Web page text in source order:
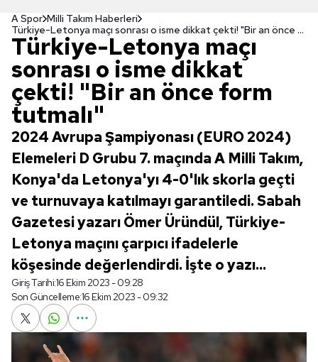
A Spor Milli Takım Haberleri
Türkiye-Letonya maçı sonrası o isme dikkat çekti! "Bir an önce form tutmalı"
Türkiye-Letonya maçı
sonrası o isme dikkat
çekti! "Bir an önce form
tutmalı"
2024 Avrupa Şampiyonası (EURO 2024)
Elemeleri D Grubu 7. maçında A Milli Takım,
Konya'da Letonya'yı 4-0'lık skorla geçti
ve turnuvaya katılmayı garantiledi. Sabah
Gazetesi yazarı Ömer Üründül, Türkiye-
Letonya maçını çarpıcı ifadelerle
köşesinde değerlendirdi. İşte o yazı...
Giriş Tarihi:16 Ekim 2023 - 09:28
Son Güncelleme:16 Ekim 2023 - 09:32